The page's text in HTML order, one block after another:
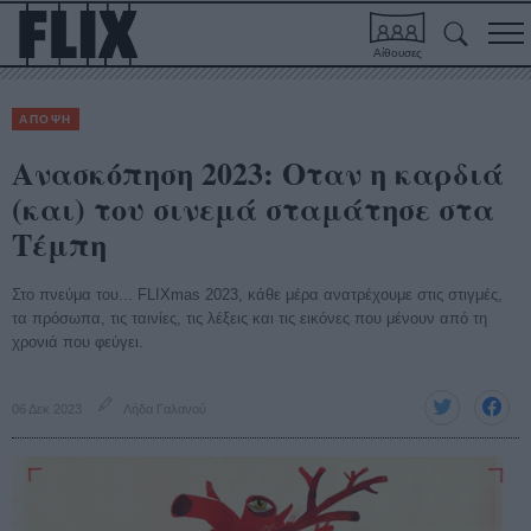
Αίθουσες
ΑΠΟΨΗ
Ανασκόπηση 2023: Οταν η καρδιά
(και) του σινεμά σταμάτησε στα
Τέμπη
Στο πνεύμα του... FLIXmas 2023, κάθε μέρα ανατρέχουμε στις στιγμές,
τα πρόσωπα, τις ταινίες, τις λέξεις και τις εικόνες που μένουν από τη
χρονιά που φεύγει.
06 Δεκ 2023 Λήδα Γαλανού